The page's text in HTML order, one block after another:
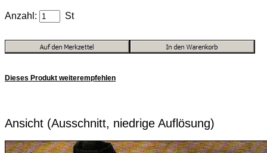
Anzahl: St
Dieses Produkt weiterempfehlen
Ansicht (Ausschnitt, niedrige Auflösung)